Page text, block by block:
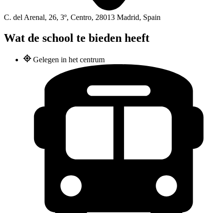
C. del Arenal, 26, 3º, Centro, 28013 Madrid, Spain
Wat de school te bieden heeft
Gelegen in het centrum